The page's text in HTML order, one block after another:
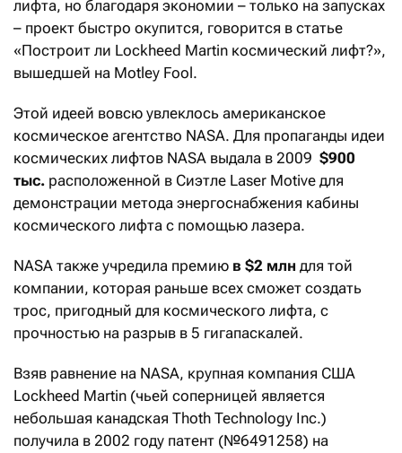
лифта, но благодаря экономии – только на запусках
– проект быстро окупится, говорится в статье
«Построит ли Lockheed Martin космический лифт?»,
вышедшей на Motley Fool.
Этой идеей вовсю увлеклось американское
космическое агентство NASA. Для пропаганды идеи
космических лифтов NASA выдала в 2009 $900
тыс. расположенной в Сиэтле Laser Motive для
демонстрации метода энергоснабжения кабины
космического лифта с помощью лазера.
NASA также учредила премию в $2 млн для той
компании, которая раньше всех сможет создать
трос, пригодный для космического лифта, с
прочностью на разрыв в 5 гигапаскалей.
Взяв равнение на NASA, крупная компания США
Lockheed Martin (чьей соперницей является
небольшая канадская Thoth Technology Inc.)
получила в 2002 году патент (№6491258) на